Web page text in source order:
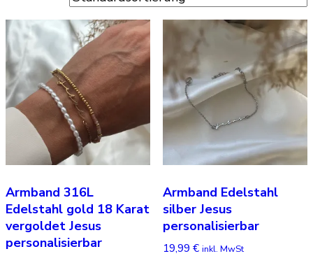
Armband 316L
Edelstahl gold 18 Karat
vergoldet Jesus
personalisierbar
Armband Edelstahl
silber Jesus
personalisierbar
19,99 € inkl. MwSt